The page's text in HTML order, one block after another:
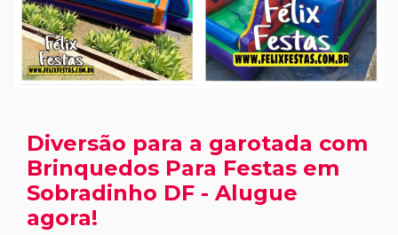
Diversão para a garotada com
Brinquedos Para Festas em
Sobradinho DF - Alugue
agora!